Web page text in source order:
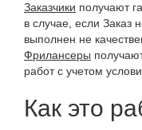
Заказчики получают
в случае, если Заказ
выполнен не
Фрилансеры
работ с учетом
Как это